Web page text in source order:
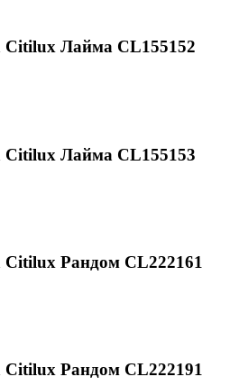
Citilux Лайма CL155152
Citilux Лайма CL155153
Рандом CL222161
Рандом CL222191